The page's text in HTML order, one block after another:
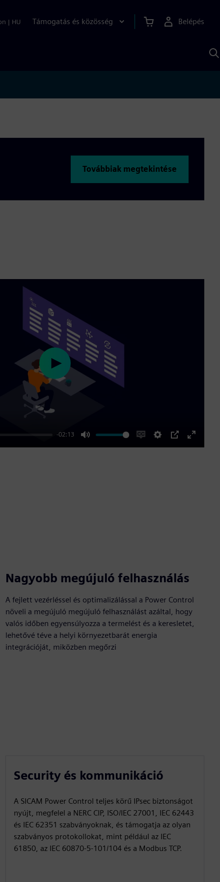
| HU Támogatás és közösség
Belépés
Továbbiak megtekintése
-02:13
Mute
EnableSettings
PIP
Enter
Play
Nagyobb megújuló felhasználás
A fejlett vezérléssel és optimalizálással a Power Control
növeli a megújuló megújuló felhasználást azáltal, hogy
valós időben egyensúlyozza a termelést és a keresletet,
lehetővé téve a helyi környezetbarát energia
integrációját, miközben megőrzi
Security és kommunikáció
A SICAM Power Control teljes körű IPsec biztonságot
nyújt, megfelel a NERC CIP, ISO/IEC 27001, IEC 62443
és IEC 62351 szabványoknak, és támogatja az olyan
szabványos protokollokat, mint például az IEC
61850, az IEC 60870‑5‑101/104 és a Modbus TCP.